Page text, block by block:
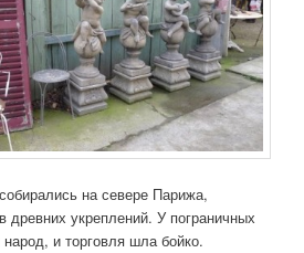
на севере Парижа,
древних укреплений. У пограничных
народ, и торговля шла бойко.